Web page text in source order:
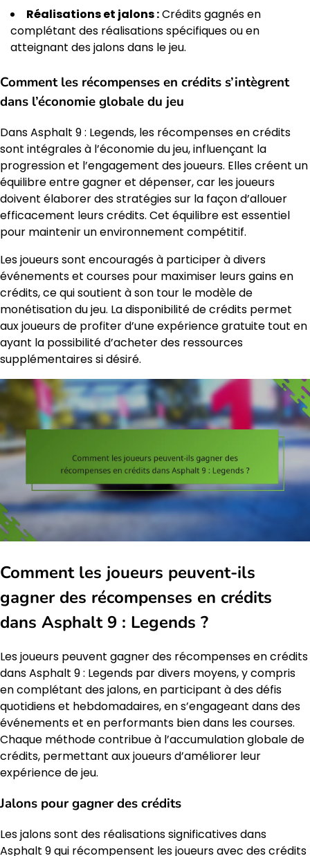
Réalisations et jalons :Crédits gagnés en
complétant des réalisations spécifiques ou en
atteignant des jalons dans le jeu.
Comment les récompenses en crédits s’intègrent
dans l’économie globale du jeu
Dans Asphalt 9 : Legends, les récompenses en crédits
sont intégrales à l’économie du jeu, influençant la
progression et l’engagement des joueurs. Elles créent un
équilibre entre gagner et dépenser, car les joueurs
doivent élaborer des stratégies sur la façon d’allouer
efficacement leurs crédits. Cet équilibre est essentiel
pour maintenir un environnement compétitif.
Les joueurs sont encouragés à participer à divers
événements et courses pour maximiser leurs gains en
crédits, ce qui soutient à son tour le modèle de
monétisation du jeu. La disponibilité de crédits permet
aux joueurs de profiter d’une expérience gratuite tout en
ayant la possibilité d’acheter des ressources
supplémentaires si désiré.
Comment les joueurs peuvent-ils
gagner des récompenses en crédits
dans Asphalt 9 : Legends ?
Les joueurs peuvent gagner des récompenses en crédits
dans Asphalt 9 : Legends par divers moyens, y compris
en complétant des jalons, en participant à des défis
quotidiens et hebdomadaires, en s’engageant dans des
événements et en performants bien dans les courses.
Chaque méthode contribue à l’accumulation globale de
crédits, permettant aux joueurs d’améliorer leur
expérience de jeu.
Jalons pour gagner des crédits
Les jalons sont des réalisations significatives dans
Asphalt 9 qui récompensent les joueurs avec des crédits